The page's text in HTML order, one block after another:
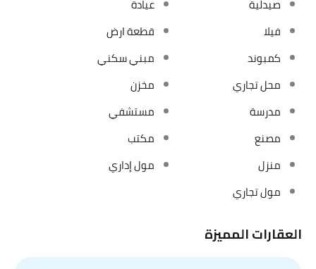
صيدلية
عيادة
فيلا
قطعة ارض
كمبوند
مبني سكني
محل تجاري
مخزن
مدرسة
مستشفي
مصنع
مكتب
منزل
مول إداري
مول تجاري
العقارات المميزة